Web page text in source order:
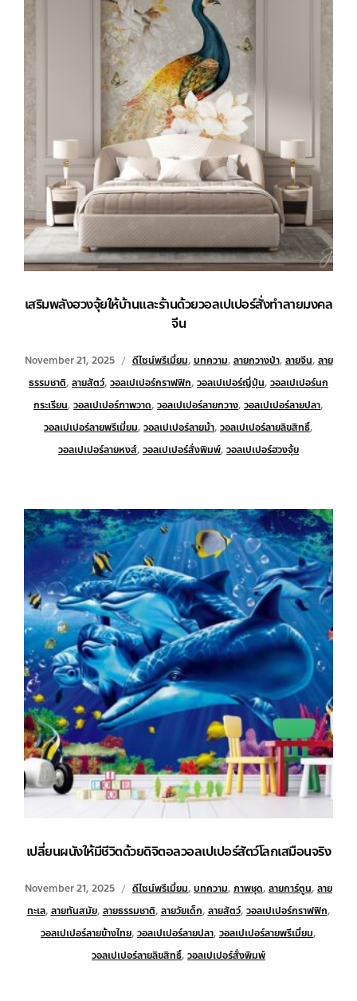
เสริมพลังฮวงจุ้ยให้บ้านและร้านด้วยวอลเปเปอร์สั่งทำลายมงคล
จีน
November 21, 2025 ดีไซน์พรีเมี่ยม, บทความ, ลายกวางป่า, ลายจีน, ลาย
ธรรมชาติ, ลายสัตว์, วอลเปเปอร์กราฟฟิก, วอลเปเปอร์ญี่ปุ่น, วอลเปเปอร์นก
กระเรียน, วอลเปเปอร์ภาพวาด, วอลเปเปอร์ลายกวาง, วอลเปเปอร์ลายปลา,
วอลเปเปอร์ลายพรีเมี่ยม, วอลเปเปอร์ลายม้า, วอลเปเปอร์ลายลิขสิทธิ์,
วอลเปเปอร์ลายหงส์, วอลเปเปอร์สั่งพิมพ์, วอลเปเปอร์ฮวงจุ้ย
เปลี่ยนผนังให้มีชีวิตด้วยดิจิตอลวอลเปเปอร์สัตว์โลกเสมือนจริง
November 21, 2025 ดีไซน์พรีเมี่ยม, บทความ, ภาพชุด, ลายการ์ตูน, ลาย
ทะเล, ลายทันสมัย, ลายธรรมชาติ, ลายวัยเด็ก, ลายสัตว์, วอลเปเปอร์กราฟฟิก,
วอลเปเปอร์ลายข้างไทย, วอลเปเปอร์ลายปลา, วอลเปเปอร์ลายพรีเมี่ยม,
วอลเปเปอร์ลายลิขสิทธิ์, วอลเปเปอร์สั่งพิมพ์